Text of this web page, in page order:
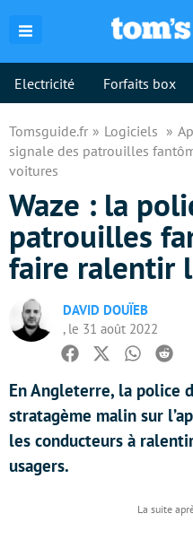
Electricité Forfaits box
Tomsguide.fr Logiciels
signale des patrouilles
voitures
Waze : la
patrouilles
faire ralentir
DAVID DOUÏEB
, le 31 août 2022
Facebook
TwitterWhatsapp
Reddit
En Angleterre, la police
stratagème malin sur
les conducteurs à
usagers.